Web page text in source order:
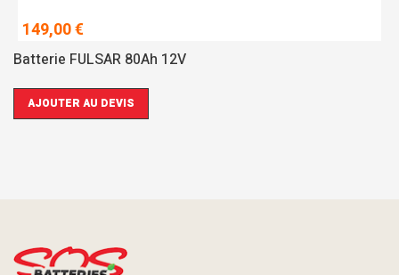
149,00 €
Batterie FULSAR 80Ah 12V
AJOUTER AU DEVIS